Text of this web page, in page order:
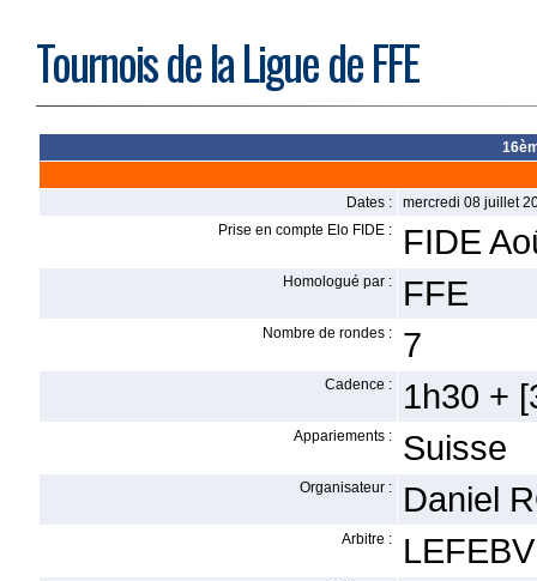
Tournois de la Ligue de FFE
Dates :
mercredi 08 juillet
Prise en compte Elo FIDE :
FIDE
Homologué par : FFE
Nombre de rondes : 7
Cadence : 1h30 +
Appariements : Suisse
Organisateur : Daniel
Arbitre :